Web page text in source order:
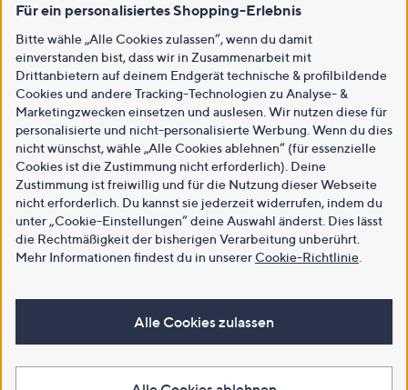
Für ein personalisiertes Shopping-Erlebnis
Bitte wähle „Alle Cookies zulassen“, wenn du damit
einverstanden bist, dass wir in Zusammenarbeit mit
Drittanbietern auf deinem Endgerät technische & profilbildende
Cookies und andere Tracking-Technologien zu Analyse- &
Marketingzwecken einsetzen und auslesen. Wir nutzen diese für
personalisierte und nicht-personalisierte Werbung. Wenn du dies
nicht wünschst, wähle „Alle Cookies ablehnen“ (für essenzielle
Cookies ist die Zustimmung nicht erforderlich). Deine
Zustimmung ist freiwillig und für die Nutzung dieser Webseite
nicht erforderlich. Du kannst sie jederzeit widerrufen, indem du
unter „Cookie-Einstellungen“ deine Auswahl änderst. Dies lässt
die Rechtmäßigkeit der bisherigen Verarbeitung unberührt.
Mehr Informationen findest du in unsererCookie-Richtlinie
Alle Cookies zulassen